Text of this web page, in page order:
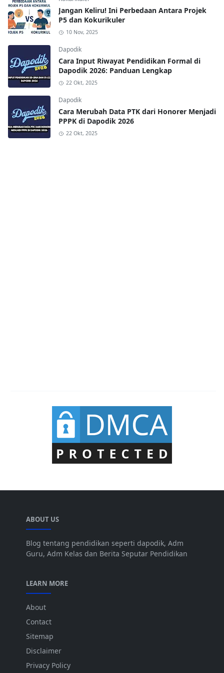
Jangan Keliru! Ini Perbedaan Antara Projek
P5 dan Kokurikuler
10 Nov, 2025
Dapodik
Cara Input Riwayat Pendidikan Formal di
Dapodik 2026: Panduan Lengkap
22 Okt, 2025
Dapodik
Cara Merubah Data PTK dari Honorer Menjadi
PPPK di Dapodik 2026
22 Okt, 2025
ABOUT US
Blog tentang pendidikan seperti dapodik, Adm
Guru, Adm Kelas dan Berita Seputar Pendidikan
LEARN MORE
About
Contact
Sitemap
Disclaimer
Privacy Policy